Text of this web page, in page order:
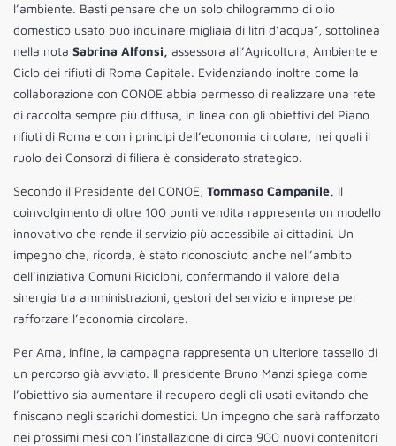
l’ambiente. Basti pensare che un solo chilogrammo di olio
domestico usato può inquinare migliaia di litri d’acqua”, sottolinea
nella nota Sabrina Alfonsi, assessora all’Agricoltura, Ambiente e
Ciclo dei rifiuti di Roma Capitale. Evidenziando inoltre come la
collaborazione con CONOE abbia permesso di realizzare una rete
di raccolta sempre più diffusa, in linea con gli obiettivi del Piano
rifiuti di Roma e con i principi dell’economia circolare, nei quali il
ruolo dei Consorzi di filiera è considerato strategico.
Secondo il Presidente del CONOE, Tommaso Campanile, il
coinvolgimento di oltre 100 punti vendita rappresenta un modello
innovativo che rende il servizio più accessibile ai cittadini. Un
impegno che, ricorda, è stato riconosciuto anche nell’ambito
dell’iniziativa Comuni Ricicloni, confermando il valore della
sinergia tra amministrazioni, gestori del servizio e imprese per
rafforzare l’economia circolare.
Per Ama, infine, la campagna rappresenta un ulteriore tassello di
un percorso già avviato. Il presidente Bruno Manzi spiega come
l’obiettivo sia aumentare il recupero degli oli usati evitando che
finiscano negli scarichi domestici. Un impegno che sarà rafforzato
nei prossimi mesi con l’installazione di circa 900 nuovi contenitori